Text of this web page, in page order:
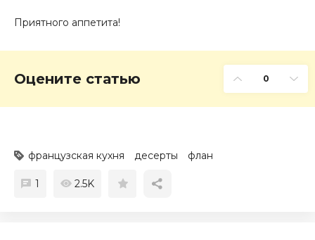
Приятного аппетита!
Оцените статью 0
французская кухня десерты флан
1 2.5K